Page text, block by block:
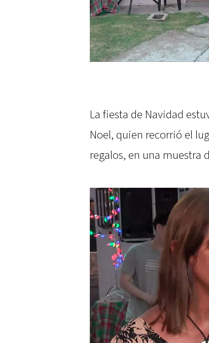
La fiesta de Navidad
Noel, quien recorrió el
regalos, en una muestra